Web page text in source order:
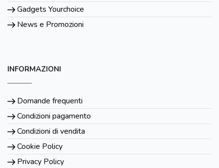
Gadgets Yourchoice
News e Promozioni
INFORMAZIONI
Domande frequenti
Condizioni pagamento
Condizioni di vendita
Cookie Policy
Privacy Policy